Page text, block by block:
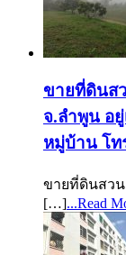
ขายที่ดินส
จ.ลำพูน อ
หมู่บ้าน โท
ขายที่ดินสวน
[…]...Read